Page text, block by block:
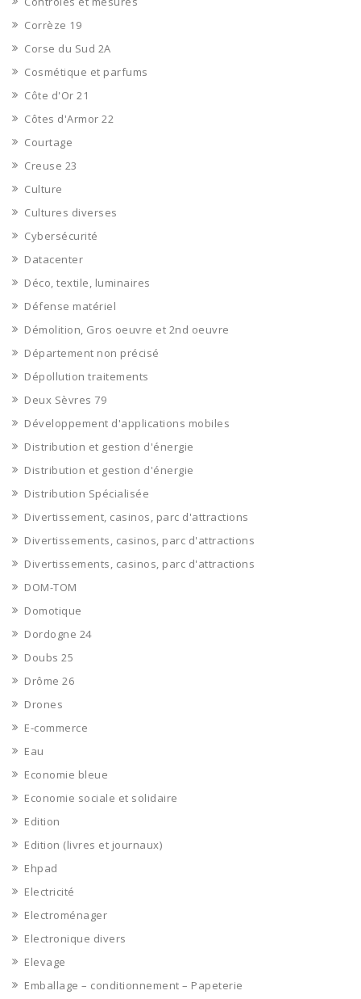
Corrèze 19
Corse du Sud 2A
Cosmétique et parfums
Côte d'Or 21
Côtes d'Armor 22
Courtage
Creuse 23
Culture
Cultures diverses
Cybersécurité
Datacenter
Déco, textile, luminaires
Défense matériel
Démolition, Gros oeuvre et 2nd oeuvre
Département non précisé
Dépollution traitements
Deux Sèvres 79
Développement d'applications mobiles
Distribution et gestion d'énergie
Distribution et gestion d'énergie
Distribution Spécialisée
Divertissement, casinos, parc d'attractions
Divertissements, casinos, parc d'attractions
Divertissements, casinos, parc d'attractions
DOM-TOM
Domotique
Dordogne 24
Doubs 25
Drôme 26
Drones
E-commerce
Eau
Economie bleue
Economie sociale et solidaire
Edition
Edition (livres et journaux)
Ehpad
Electricité
Electroménager
Electronique divers
Elevage
Emballage – conditionnement – Papeterie